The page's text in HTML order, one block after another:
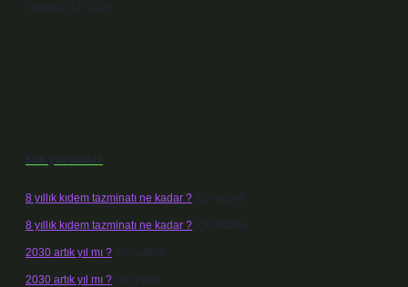
Temmuz 17, 2026
Son yorumlar
8 yıllık kıdem tazminatı ne kadar ? için admin
8 yıllık kıdem tazminatı ne kadar ? için Nazan
2030 artık yıl mı ? için admin
2030 artık yıl mı ? için Pınar